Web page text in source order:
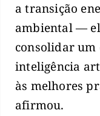
a transição
ambiental —
consolidar um
inteligência
às melhores
afirmou.